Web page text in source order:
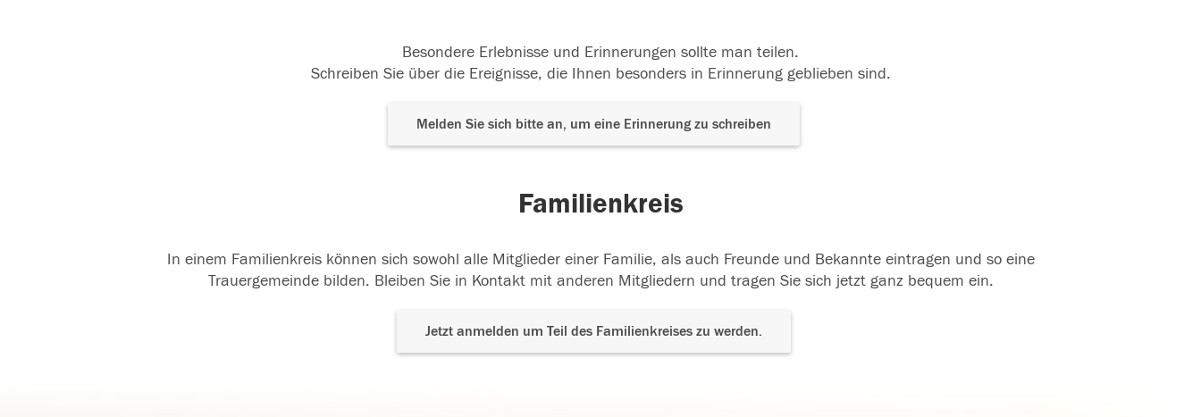
Besondere Erlebnisse und Erinnerungen sollte man teilen.
Schreiben Sie über die Ereignisse, die Ihnen besonders in Erinnerung geblieben sind.
Melden Sie sich bitte an, um eine Erinnerung zu schreiben
Familienkreis
In einem Familienkreis können sich sowohl alle Mitglieder einer Familie, als auch Freunde und Bekannte eintragen und so eine
Trauergemeinde bilden. Bleiben Sie in Kontakt mit anderen Mitgliedern und tragen Sie sich jetzt ganz bequem ein.
Jetzt anmelden um Teil des Familienkreises zu werden.